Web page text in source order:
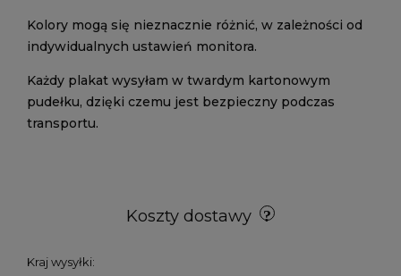
Kolory mogą się nieznacznie różnić, w zależności od
indywidualnych ustawień monitora.
Każdy plakat wysyłam w twardym kartonowym
pudełku, dzięki czemu jest bezpieczny podczas
transportu.
Koszty dostawy
Kraj wysyłki: